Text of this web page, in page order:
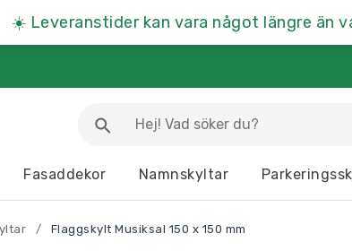
☀️ Leveranstider kan vara något längre än
Fasaddekor Namnskyltar
/ Flaggskylt Musiksal 150 x 150 mm